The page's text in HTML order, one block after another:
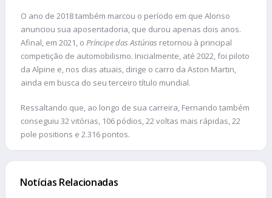
O ano de 2018 também marcou o período em que Alonso
anunciou sua aposentadoria, que durou apenas dois anos.
Afinal, em 2021, o Príncipe das Astúrias retornou à principal
competição de automobilismo. Inicialmente, até 2022, foi piloto
da Alpine e, nos dias atuais, dirige o carro da Aston Martin,
ainda em busca do seu terceiro título mundial.
Ressaltando que, ao longo de sua carreira, Fernando também
conseguiu 32 vitórias, 106 pódios, 22 voltas mais rápidas, 22
pole positions e 2.316 pontos.
Notícias Relacionadas